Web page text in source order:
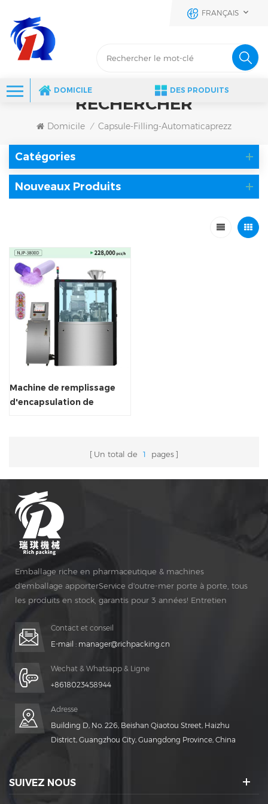
FRANÇAIS
DOMICILE DES PRODUITS
RECHERCHER
Domicile / Capsule-Filling-Automaticaprezz
Catégories
Nouveaux Produits
Machine de remplissage
d'encapsulation de
Un total de 1 pages
Emballage riche en pharmaceutique & machines
d'emballage apporterService d'outre-mer porte à porte, tous
les produits en stock, garantis pour 3 années! Entretien
Contact et conseil
E-mail : manager@richpacking.cn
Wechat & Whatsapp & Ligne
+8618023458944
Adresse
Building D, No. 226, Beishan Qiaotou Street, Haizhu
District, Guangzhou City, Guangdong Province, China
SUIVEZ NOUS